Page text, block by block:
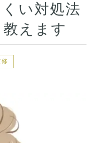
い対処法
えます
修